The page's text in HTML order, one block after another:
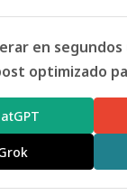
en
optimizado